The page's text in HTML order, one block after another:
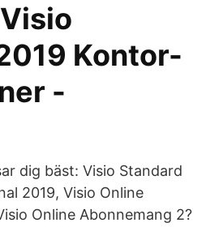
Kontor-
-
dig bäst: Visio Standard
2019, Visio Online
Online Abonnemang 2?